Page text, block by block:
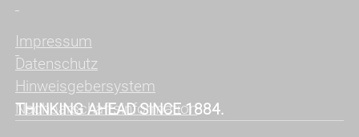
Impressum
Datenschutz
Hinweisgebersystem
Nachbarschaftsinformation
THINKING AHEAD SINCE 1884.